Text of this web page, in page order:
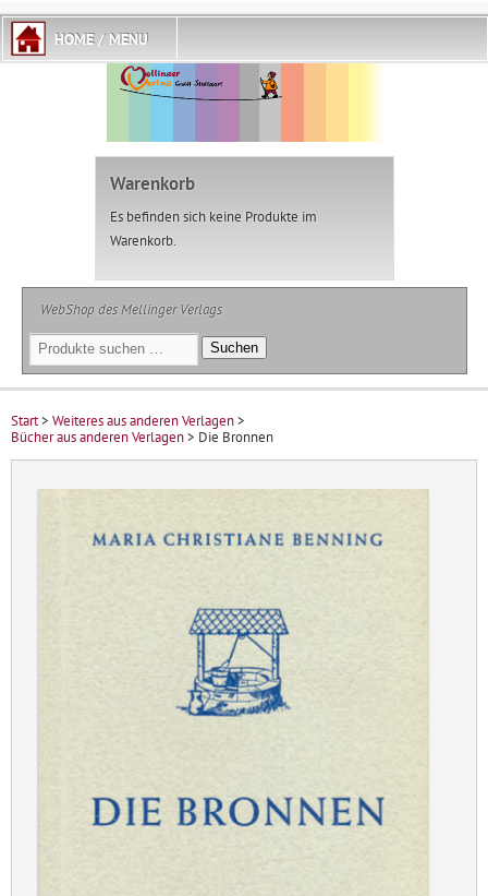
Warenkorb
Es befinden sich keine Produkte im
Warenkorb.
WebShop des Mellinger Verlags
Suchen
nach:
Suchen
Start> Weiteres aus anderen Verlagen>
Bücher aus anderen Verlagen> Die Bronnen